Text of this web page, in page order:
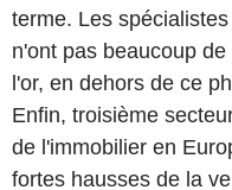
terme. Les
n'ont pas beaucoup
l'or, en dehors de ce
Enfin, troisième
de l'immobilier en
fortes hausses de la